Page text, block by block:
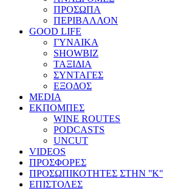
ΠΡΟΣΩΠΑ
ΠΕΡΙΒΑΛΛΟΝ
GOOD LIFE
ΓΥΝΑΙΚΑ
SHOWBIZ
ΤΑΞΙΔΙΑ
ΣΥΝΤΑΓΕΣ
ΕΞΟΔΟΣ
MEDIA
ΕΚΠΟΜΠΕΣ
WINE ROUTES
PODCASTS
UNCUT
VIDEOS
ΠΡΟΣΦΟΡΕΣ
ΠΡΟΣΩΠΙΚΟΤΗΤΕΣ ΣΤΗΝ ''Κ''
ΕΠΙΣΤΟΛΕΣ